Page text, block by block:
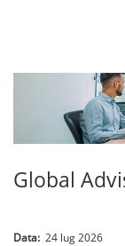
Global
Data: 24 lug 2026